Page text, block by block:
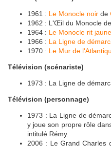
1961 : Le Monocle noir de
1962 : L'Œil du Monocle de
1964 : Le Monocle rit jaune
1966 : La Ligne de
1970 : Le Mur de
Télévision (scénariste)
1973 : La Ligne de
Télévision (personnage)
1973 : La Ligne de
y joue son propre rôle
intitulé Rémy.
2006 : Le Grand Charles